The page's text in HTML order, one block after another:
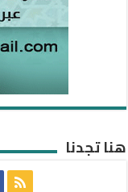
هنا تجدنا